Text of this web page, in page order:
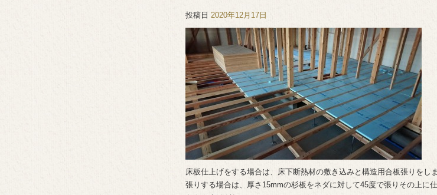
投稿日 2020年12月17日
床板仕上げをする場合は、床下断熱材の敷き込みと構造用合板張りをし
張りする場合は、厚さ15mmの杉板をネダに対して45度で張りその上に